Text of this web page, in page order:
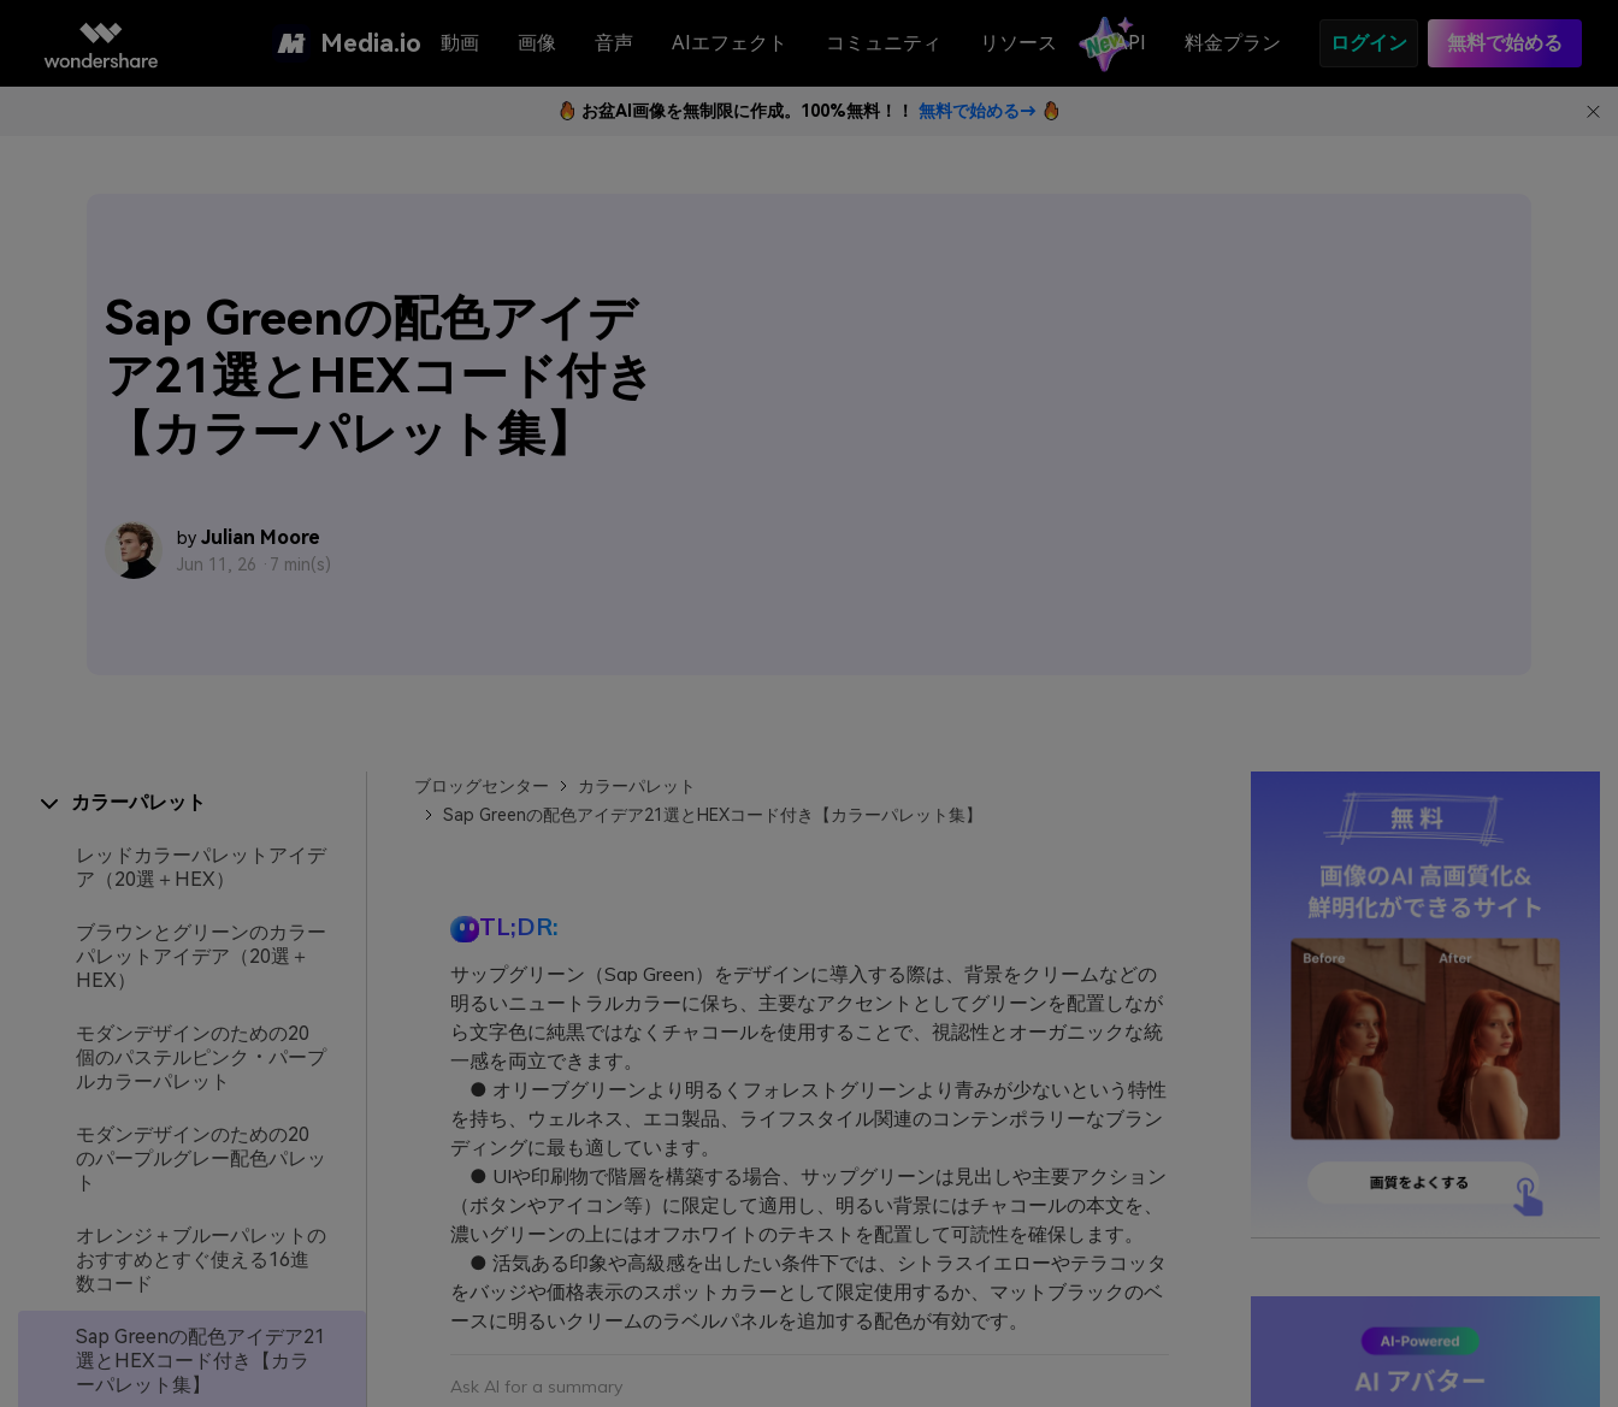
Media.io 動画 画像 音声 AIエフェクト コミュニティ リソース API 料金プラン ログイン 無料で始める
お盆AI画像を無制限に作成。100%無料！！ 無料で始める→
Sap Greenの配色アイデ
ア21選とHEXコード付き
【カラーパレット集】
by Julian Moore
Jun 11, 26 · 7 min(s)
カラーパレット
レッドカラーパレットアイデ
ア（20選＋HEX）
ブラウンとグリーンのカラー
パレットアイデア（20選＋
HEX）
モダンデザインのための20
個のパステルピンク・パープ
ルカラーパレット
モダンデザインのための20
のパープルグレー配色パレッ
ト
オレンジ＋ブルーパレットの
おすすめとすぐ使える16進
数コード
Sap Greenの配色アイデア21
選とHEXコード付き【カラ
ーパレット集】
ブロッグセンター
カラーパレット
Sap Greenの配色アイデア21選とHEXコード付き【カラーパレット集】
TL;DR:
サップグリーン（Sap Green）をデザインに導入する際は、背景をクリームなどの
明るいニュートラルカラーに保ち、主要なアクセントとしてグリーンを配置しなが
ら文字色に純黒ではなくチャコールを使用することで、視認性とオーガニックな統
一感を両立できます。
● オリーブグリーンより明るくフォレストグリーンより青みが少ないという特性
を持ち、ウェルネス、エコ製品、ライフスタイル関連のコンテンポラリーなブラン
ディングに最も適しています。
● UIや印刷物で階層を構築する場合、サップグリーンは見出しや主要アクション
（ボタンやアイコン等）に限定して適用し、明るい背景にはチャコールの本文を、
濃いグリーンの上にはオフホワイトのテキストを配置して可読性を確保します。
● 活気ある印象や高級感を出したい条件下では、シトラスイエローやテラコッタ
をバッジや価格表示のスポットカラーとして限定使用するか、マットブラックのベ
ースに明るいクリームのラベルパネルを追加する配色が有効です。
Ask AI for a summary